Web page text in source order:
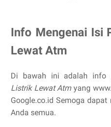
Info Mengenai Isi
Lewat Atm
Di bawah ini adalah info
Listrik Lewat Atm yang
Google.co.id Semoga
Anda semua.